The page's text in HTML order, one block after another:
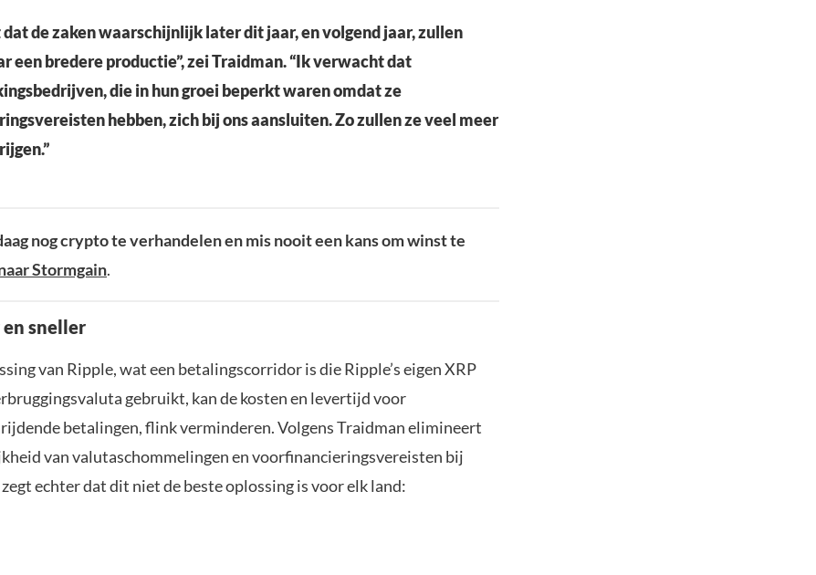
de zaken waarschijnlijk later dit jaar, en volgend jaar, zullen
een bredere productie”, zei Traidman. “Ik verwacht dat
die in hun groei beperkt waren omdat ze
hebben, zich bij ons aansluiten. Zo zullen ze veel meer
nog crypto te verhandelen en mis nooit een kans om winst te
Stormgain.
sneller
van Ripple, wat een betalingscorridor is die Ripple’s eigen XRP
gebruikt, kan de kosten en levertijd voor
betalingen, flink verminderen. Volgens Traidman elimineert
van valutaschommelingen en voorfinancieringsvereisten bij
echter dat dit niet de beste oplossing is voor elk land: